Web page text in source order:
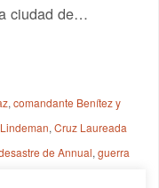
ciudad de…
,comandante Benítez y
,Cruz Laureada
de Annual,guerra